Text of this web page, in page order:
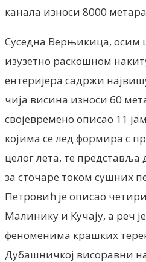
канала износи 8000
Суседна Верњикица, осим
изузетно раскошном
ентеријера садржи
чија висина износи 60
својевремено описао 11
којима се лед формира с
целог лета, те представља
за сточаре током сушних
Петровић је описао
Малинику и Кучају, а реч
феноменима крашких
Дубашничкој висоравни